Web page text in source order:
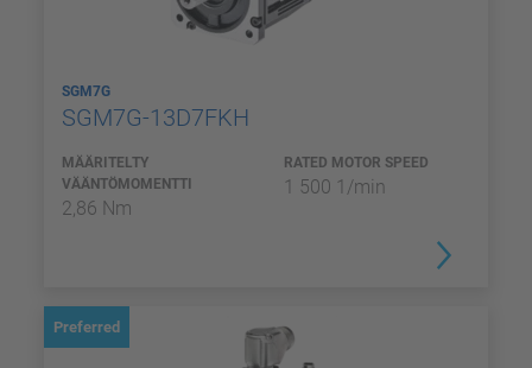
SGM7G
SGM7G-13D7FKH
MÄÄRITELTY
VÄÄNTÖMOMENTTI
2,86 Nm
RATED MOTOR SPEED
1 500 1/min
Preferred